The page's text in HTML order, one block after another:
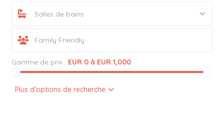
Salles de bains
Gamme de prix : EUR 0 à EUR 1,000
Plus d'options de recherche